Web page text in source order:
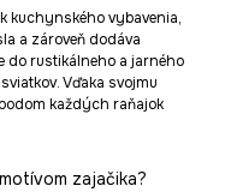
kuchynského vybavenia,
a zároveň dodáva
do rustikálneho a jarného
Vďaka svojmu
každých raňajok
zajačika?